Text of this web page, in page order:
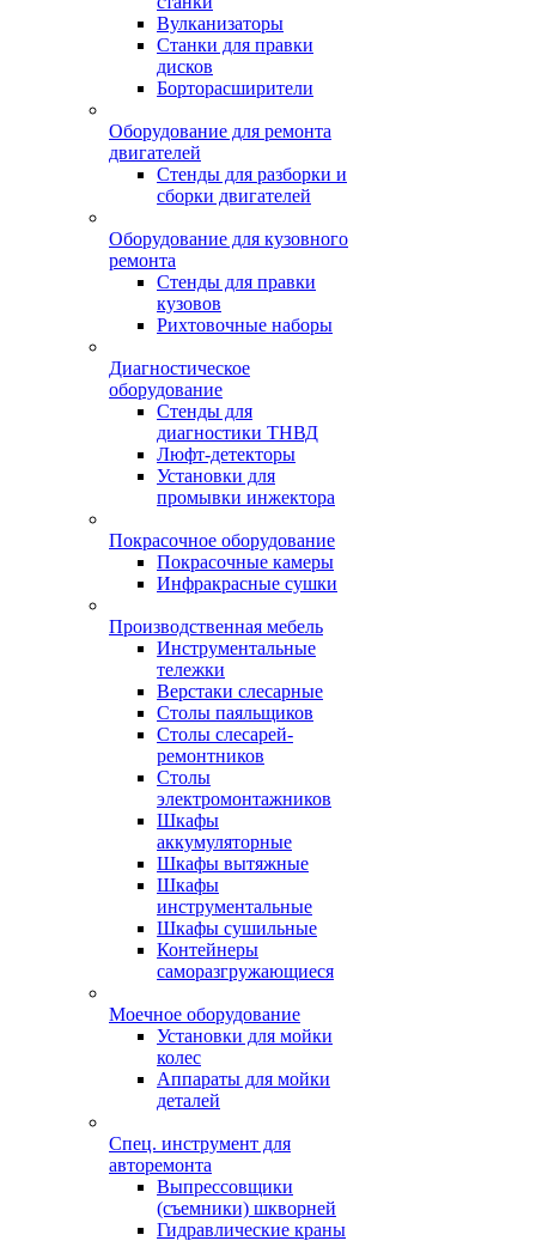
Вулканизаторы
Станки для правки
дисков
Борторасширители
Оборудование для ремонта
двигателей
Стенды для разборки и
сборки двигателей
Оборудование для кузовного
ремонта
Стенды для правки
кузовов
Рихтовочные наборы
Диагностическое
оборудование
Стенды для
диагностики ТНВД
Люфт-детекторы
Установки для
промывки инжектора
Покрасочное оборудование
Покрасочные камеры
Инфракрасные сушки
Производственная мебель
Инструментальные
тележки
Верстаки слесарные
Столы паяльщиков
Столы слесарей-
ремонтников
Столы
электромонтажников
Шкафы
аккумуляторные
Шкафы вытяжные
Шкафы
инструментальные
Шкафы сушильные
Контейнеры
саморазгружающиеся
Моечное оборудование
Установки для мойки
колес
Аппараты для мойки
деталей
Спец. инструмент для
авторемонта
Выпрессовщики
(съемники) шкворней
Гидравлические краны